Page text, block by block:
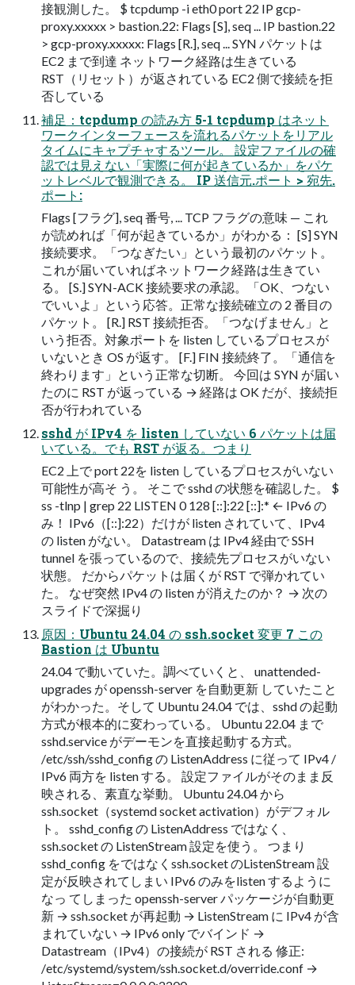
接観測した。 $ tcpdump -i eth0 port 22 IP gcp-
proxy.xxxxx > bastion.22: Flags [S], seq ... IP bastion.22
> gcp-proxy.xxxxx: Flags [R.], seq ... SYN パケットは
EC2 まで到達 ネットワーク経路は生きている
RST（リセット）が返されている EC2 側で接続を拒
否している
補足：tcpdump の読み方 5-1 tcpdump はネット
ワークインターフェースを流れるパケットをリアル
タイムにキャプチャするツール。 設定ファイルの確
認では見えない「実際に何が起きているか」をパケ
ットレベルで観測できる。 IP 送信元.ポート > 宛先.
ポート:
Flags [フラグ], seq 番号, ... TCP フラグの意味 — これ
が読めれば「何が起きているか」がわかる： [S] SYN
接続要求。「つなぎたい」という最初のパケット。
これが届いていればネットワーク経路は生きてい
る。 [S.] SYN-ACK 接続要求の承認。「OK、つない
でいいよ」という応答。正常な接続確立の 2 番目の
パケット。 [R.] RST 接続拒否。「つなげません」と
いう拒否。対象ポートを listen しているプロセスが
いないとき OS が返す。 [F.] FIN 接続終了。「通信を
終わります」という正常な切断。 今回は SYN が届い
たのに RST が返っている → 経路は OK だが、接続拒
否が行われている
sshd が IPv4 を listen していない 6 パケットは届
いている。でも RST が返る。つまり
EC2 上で port 22を listen しているプロセスがいない
可能性が高そ う。 そこで sshd の状態を確認した。 $
ss -tlnp | grep 22 LISTEN 0 128 [::]:22 [::]:* ← IPv6 の
み！ IPv6（[::]:22）だけが listen されていて、IPv4
の listen がない。 Datastream は IPv4 経由で SSH
tunnel を張っているので、接続先プロセスがいない
状態。 だからパケットは届くが RST で弾かれてい
た。 なぜ突然 IPv4 の listen が消えたのか？ → 次の
スライドで深掘り
原因：Ubuntu 24.04 の ssh.socket 変更 7 この
Bastion は Ubuntu
24.04 で動いていた。調べていくと、 unattended-
upgrades が openssh-server を自動更新 していたこと
がわかった。そして Ubuntu 24.04 では、sshd の起動
方式が根本的に変わっている。 Ubuntu 22.04 まで
sshd.service がデーモンを直接起動する方式。
/etc/ssh/sshd_config の ListenAddress に従って IPv4 /
IPv6 両方を listen する。 設定ファイルがそのまま反
映される、素直な挙動。 Ubuntu 24.04 から
ssh.socket（systemd socket activation）がデフォル
ト。 sshd_config の ListenAddress ではなく、
ssh.socket の ListenStream 設定を使う。 つまり
sshd_config をではなくssh.socket のListenStream 設
定が反映されてしまい IPv6 のみをlisten するように
なっ てしまった openssh-server パッケージが自動更
新 → ssh.socket が再起動 → ListenStream に IPv4 が含
まれていない → IPv6 only でバインド →
Datastream（IPv4）の接続が RST される 修正:
/etc/systemd/system/ssh.socket.d/override.conf →